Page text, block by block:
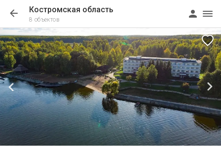
Костромская область
8 объектов